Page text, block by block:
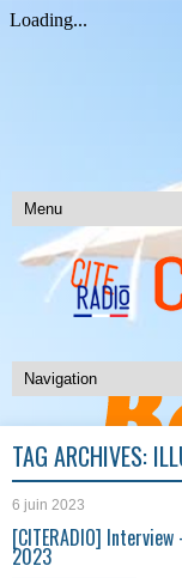
TAG ARCHIVES:
6 juin 2023
[CITERADIO]
2023